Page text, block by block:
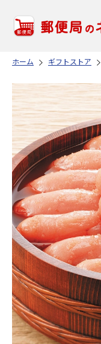
ホーム ギフトストア